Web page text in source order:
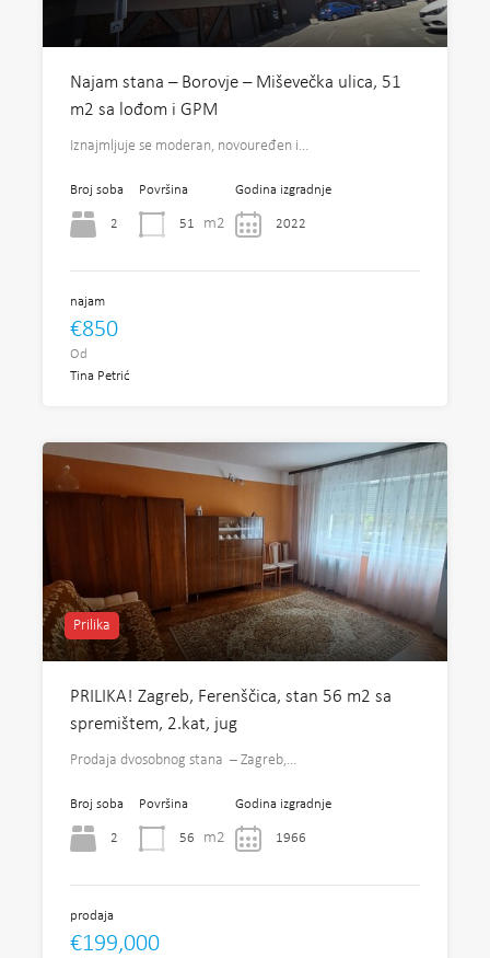
Najam stana – Borovje – Miševečka ulica, 51
m2 sa lođom i GPM
Iznajmljuje se moderan, novouređen i…
Broj soba
2
Površina
51 m2
Godina izgradnje
2022
najam
€850
Od
Tina Petrić
Prilika
PRILIKA! Zagreb, Ferenščica, stan 56 m2 sa
spremištem, 2.kat, jug
Prodaja dvosobnog stana – Zagreb,…
Broj soba
2
Površina
56 m2
Godina izgradnje
1966
prodaja
€199,000